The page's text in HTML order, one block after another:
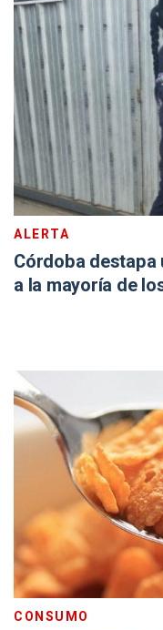
ALERTA
Córdoba destapa
a la mayoría de
CONSUMO